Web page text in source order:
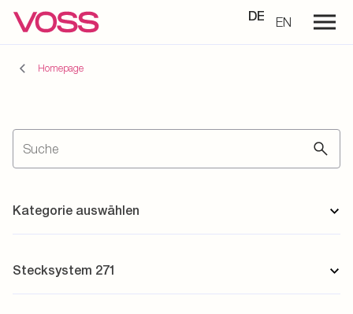
DE EN
Homepage
Kategorie auswählen
Stecksystem 271